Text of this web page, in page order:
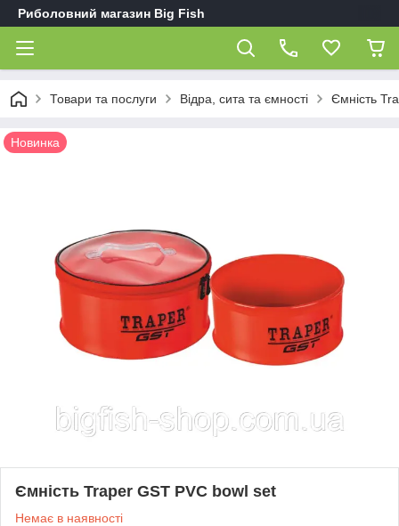
Риболовний магазин Big Fish
Товари та послуги Відра, сита та ємності Ємність
Новинка
Ємність Traper GST PVC bowl set
Немає в наявності